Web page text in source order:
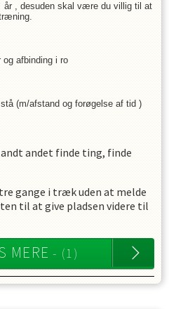
, desuden skal være du villig til at
og afbinding i ro
(m/afstand og forøgelse af tid )
andet finde ting, finde
gange i træk uden at melde
til at give pladsen videre til
MERE - (1)